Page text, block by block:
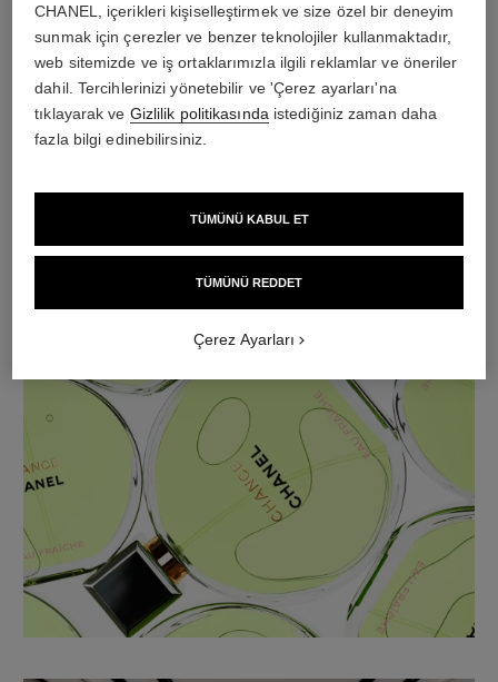
CHANEL, içerikleri kişiselleştirmek ve size özel bir deneyim
sunmak için çerezler ve benzer teknolojiler kullanmaktadır,
web sitemizde ve iş ortaklarımızla ilgili reklamlar ve öneriler
dahil. Tercihlerinizi yönetebilir ve 'Çerez ayarları'na
tıklayarak ve Gizlilik politikasında istediğiniz zaman daha
fazla bilgi edinebilirsiniz.
TÜMÜNÜ REDDET
TÜMÜNÜ KABUL ET
Çerez Ayarları